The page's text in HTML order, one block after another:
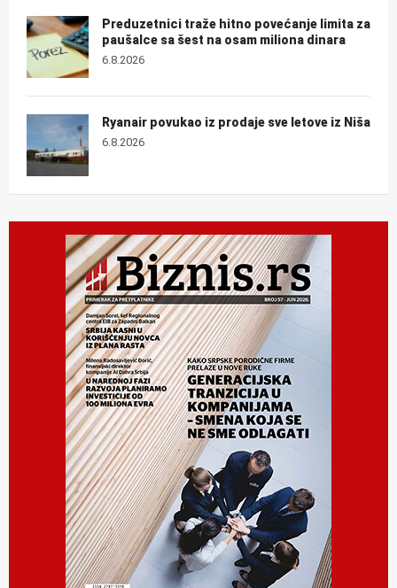
Preduzetnici traže hitno povećanje limita za
paušalce sa šest na osam miliona dinara
6.8.2026
Ryanair povukao iz prodaje sve letove iz Niša
6.8.2026